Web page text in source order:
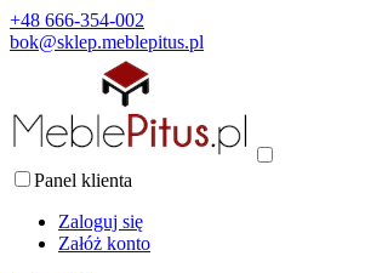
+48 666-354-002
bok@sklep.meblepitus.pl
Panel klienta
Zaloguj się
Załóż konto